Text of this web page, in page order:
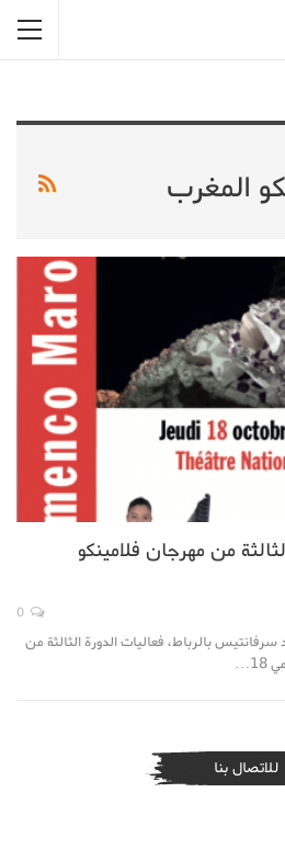
المغرب
من مهرجان فلامينكو
بالرباط، فعاليات الدورة الثالثة من
للاتصال بنا